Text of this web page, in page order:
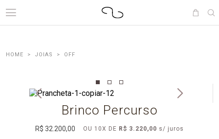
JOIAS OFF
Brinco Percurso
R$ 32.200,00 OU 10X DE R$ 3.220,00